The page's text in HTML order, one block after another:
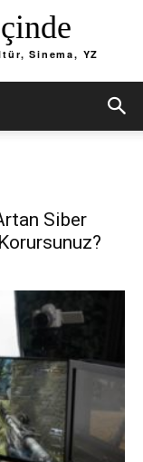
Sinema, YZ
Siber